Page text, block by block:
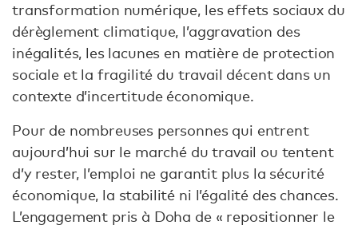
transformation numérique, les effets sociaux du
dérèglement climatique, l’aggravation des
inégalités, les lacunes en matière de protection
sociale et la fragilité du travail décent dans un
contexte d’incertitude économique.
Pour de nombreuses personnes qui entrent
aujourd’hui sur le marché du travail ou tentent
d’y rester, l’emploi ne garantit plus la sécurité
économique, la stabilité ni l’égalité des chances.
L’engagement pris à Doha de « repositionner le